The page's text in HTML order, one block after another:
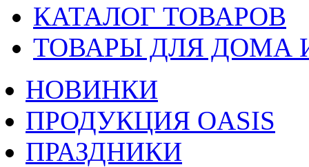
КАТАЛОГ ТОВАРОВ
ТОВАРЫ ДЛЯ ДОМА
НОВИНКИ
ПРОДУКЦИЯ OASIS
ПРАЗДНИКИ